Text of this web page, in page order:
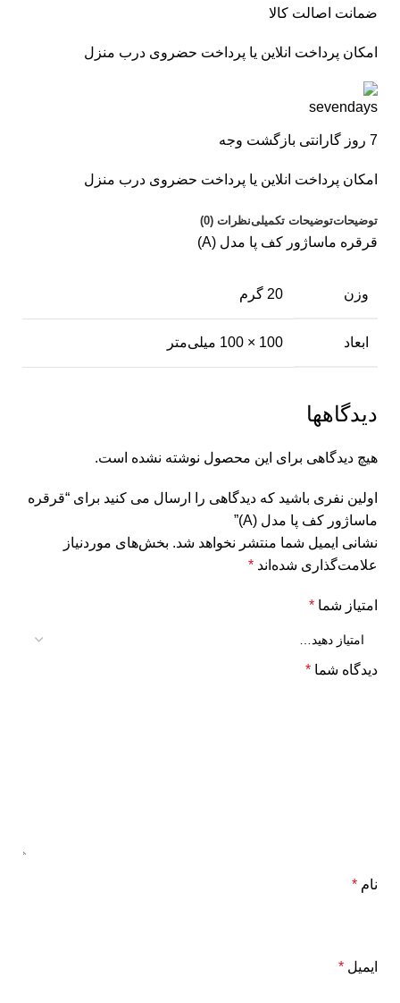
ضمانت اصالت کالا
امکان پرداخت انلاین یا پرداخت حضروی درب منزل
7 روز گارانتی بازگشت وجه
امکان پرداخت انلاین یا پرداخت حضروی درب منزل
توضیحاتتوضیحات تکمیلینظرات (0)
قرقره ماساژور کف پا مدل (A)
وزن 20 گرم
ابعاد 100 × 100 میلی‌متر
دیدگاهها
هیچ دیدگاهی برای این محصول نوشته نشده است.
اولین نفری باشید که دیدگاهی را ارسال می کنید برای “قرقره
ماساژور کف پا مدل (A)”
نشانی ایمیل شما منتشر نخواهد شد. بخش‌های موردنیاز
علامت‌گذاری شده‌اند *
امتیاز شما *
دیدگاه شما *
نام *
ایمیل *